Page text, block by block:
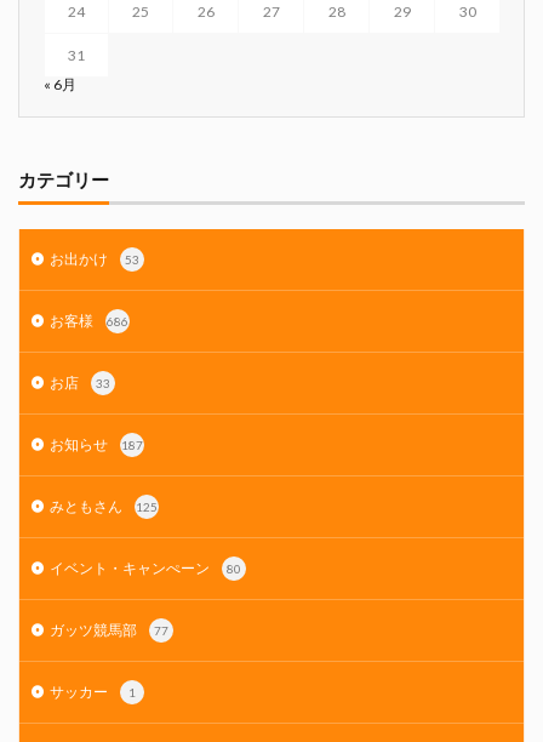
24 25 26 27 28 29 30
31
« 6月
カテゴリー
お出かけ 53
お客様 686
お店 33
お知らせ 187
みともさん 125
イベント・キャンぺーン 80
ガッツ競馬部 77
サッカー 1